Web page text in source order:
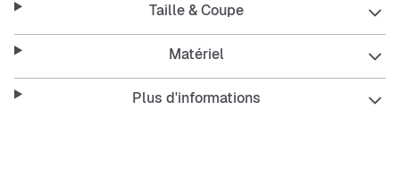
Reste au sec
La technologie Nike Dri-FIT évacue la transpiration pour
une évaporation plus rapide. Idéal pour rester au sec et à
Inspiré de la tenue des pros
Taille & Coupe
Matériel
Plus d'informations